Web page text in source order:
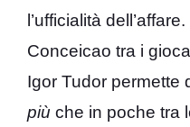
l’ufficialità
Conceicao tra i
Igor Tudor permette
più che in poche tra